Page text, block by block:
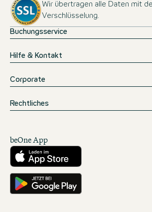
Wir übertragen alle Daten mit
Verschlüsselung.
Buchungsservice
Hilfe & Kontakt
Corporate
Rechtliches
beOne App
Herunterladen aus dem App Store
Hole es dir auf Google Play